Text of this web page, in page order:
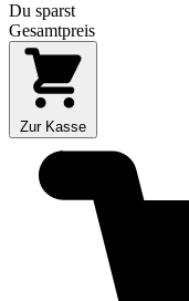
Du sparst
Gesamtpreis
Zur Kasse